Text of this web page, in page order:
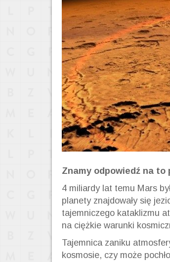
Znamy odpowiedź na to
4 miliardy lat temu Mars
planety znajdowały się
tajemniczego kataklizmu
na ciężkie warunki
Tajemnica zaniku
kosmosie, czy może